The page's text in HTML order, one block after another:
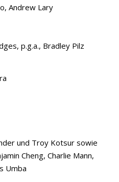
Andrew Lary
p.g.a., Bradley Pilz
und Troy Kotsur sowie
Cheng, Charlie Mann,
Umba